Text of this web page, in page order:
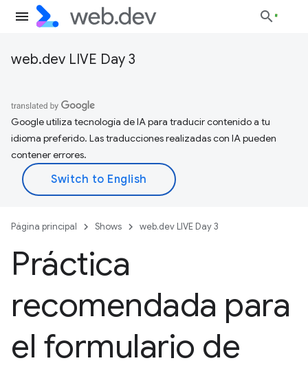
web.dev LIVE Day 3
Google utiliza tecnología de IA para traducir contenido a tu
idioma preferido. Las traducciones realizadas con IA pueden
contener errores.
Página principal Shows web.dev LIVE Day 3
Práctica
recomendada para
el formulario de